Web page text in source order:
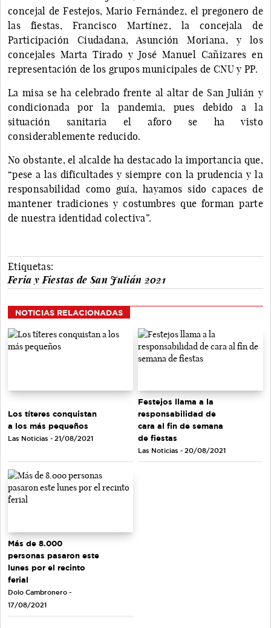
concejal de Festejos, Mario Fernández, el pregonero de
las fiestas, Francisco Martínez, la concejala de
Participación Ciudadana, Asunción Moriana, y los
concejales Marta Tirado y José Manuel Cañizares en
representación de los grupos municipales de CNU y PP.
La misa se ha celebrado frente al altar de San Julián y
condicionada por la pandemia, pues debido a la
situación sanitaria el aforo se ha visto
considerablemente reducido.
No obstante, el alcalde ha destacado la importancia que,
“pese a las dificultades y siempre con la prudencia y la
responsabilidad como guía, hayamos sido capaces de
mantener tradiciones y costumbres que forman parte
de nuestra identidad colectiva”.
Etiquetas:
Feria y Fiestas de San Julián 2021
NOTICIAS RELACIONADAS
Los títeres conquistan
a los más pequeños
Las Noticias - 21/08/2021
Festejos llama a la
responsabilidad de
cara al fin de semana
de fiestas
Las Noticias - 20/08/2021
Más de 8.000
personas pasaron este
lunes por el recinto
ferial
Dolo Cambronero -
17/08/2021